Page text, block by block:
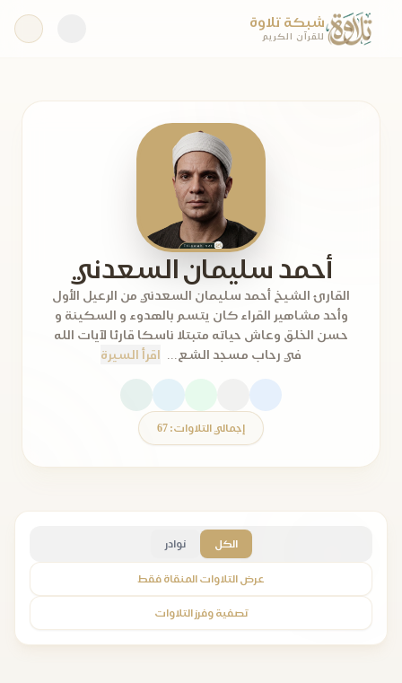
شبكة تلاوة
للقرآن الكريم
أحمد سليمان السعدني
القارئ الشيخ أحمد سليمان السعدني من الرعيل الأول
وأحد مشاهير القراء كان يتسم بالهدوء و السكينة و
حسن الخلق وعاش حياته متبتلا ناسكا قارئا لآيات الله
في رحاب مسجد الشع...
اقرأ السيرة
إجمالي التلاوات: 67
الكل نوادر
عرض التلاوات المنقاة فقط
تصفية وفرز التلاوات